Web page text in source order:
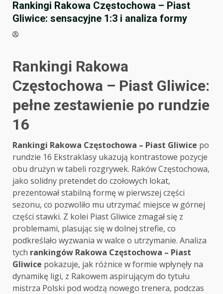
Rankingi Rakowa Częstochowa – Piast
Gliwice: sensacyjne 1:3 i analiza formy
Rankingi Rakowa
Częstochowa – Piast Gliwice:
pełne zestawienie po rundzie
16
Rankingi Rakowa Częstochowa – Piast Gliwice po
rundzie 16 Ekstraklasy ukazują kontrastowe pozycje
obu drużyn w tabeli rozgrywek. Raków Częstochowa,
jako solidny pretendet do czołowych lokat,
prezentował stabilną formę w pierwszej części
sezonu, co pozwoliło mu utrzymać miejsce w górnej
części stawki. Z kolei Piast Gliwice zmagał się z
problemami, plasując się w dolnej strefie, co
podkreślało wyzwania w walce o utrzymanie. Analiza
tych rankingów Rakowa Częstochowa – Piast
Gliwice pokazuje, jak różnice w formie wpłynęły na
dynamikę ligi, z Rakowem aspirującym do tytułu
mistrza Polski pod wodzą nowego trenera, podczas